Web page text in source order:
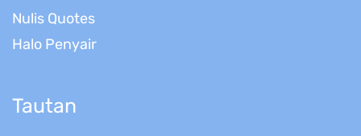
Nulis Quotes
Halo Penyair
Tautan